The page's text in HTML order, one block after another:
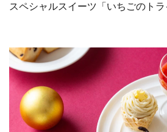
スペシャルスイーツ「いちごのトラ